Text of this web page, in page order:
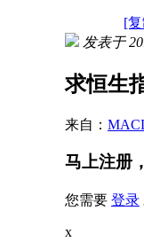
[
发表于
求恒生
来自：
马上注册
您需要 登录
x